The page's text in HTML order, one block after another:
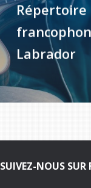
Répertoire
Labrador
SUIVEZ-NOUS SUR